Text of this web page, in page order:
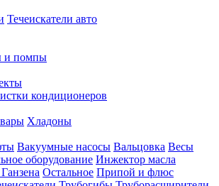
Течеискатели авто
и помпы
кондиционеров
Хладоны
Вакуумные насосы Вальцовка Весы
оборудование Инжектор масла
Остальное Припой и флюс